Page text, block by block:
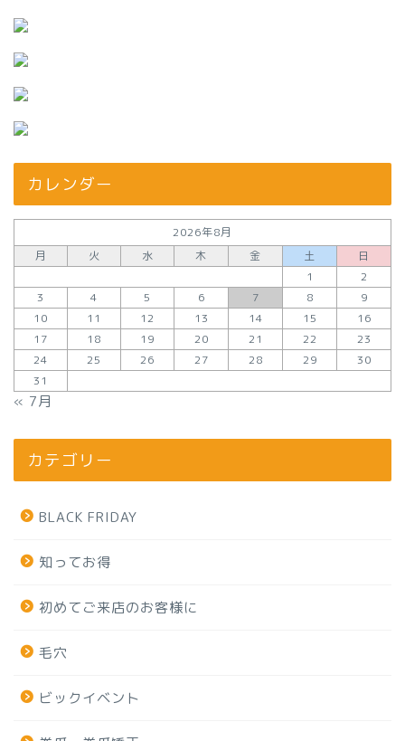
カレンダー
2026年8月
月
火 水 木 金 土
日
1
2
3
4 5 6 7 8
9
10
11 12 13 14 15
16
17
18 19 20 21 22
23
24
25 26 27 28 29
30
31
« 7月
カテゴリー
BLACK FRIDAY
知ってお得
初めてご来店のお客様に
毛穴
ビックイベント